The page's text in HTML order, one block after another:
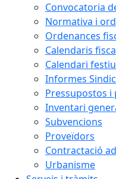
Convocatoria
Normativa i
Ordenances
Calendaris
Calendari
Informes
Pressupostos i
Inventari
Subvencions
Proveïdors
Contractació
Urbanisme